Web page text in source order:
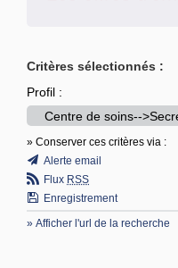
Critères sélectionnés :
Profil :
» Conserver ces critères via :
Alerte email
Flux RSS
Enregistrement
» Afficher l'url de la recherche